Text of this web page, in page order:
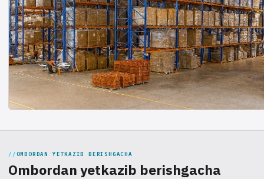
OMBORDAN YETKAZIB BERISHGACHA
Ombordan yetkazib berishgacha